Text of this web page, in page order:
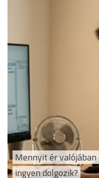
Mennyit ér valójában
ingyen dolgozik?